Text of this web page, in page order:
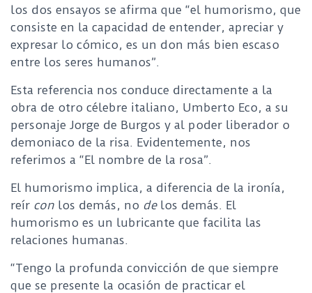
los dos ensayos se afirma que “el humorismo, que
consiste en la capacidad de entender, apreciar y
expresar lo cómico, es un don más bien escaso
entre los seres humanos”.
Esta referencia nos conduce directamente a la
obra de otro célebre italiano, Umberto Eco, a su
personaje Jorge de Burgos y al poder liberador o
demoniaco de la risa. Evidentemente, nos
referimos a “El nombre de la rosa”.
El humorismo implica, a diferencia de la ironía,
reír con los demás, no delos demás. El
humorismo es un lubricante que facilita las
relaciones humanas.
“Tengo la profunda convicción de que siempre
que se presente la ocasión de practicar el